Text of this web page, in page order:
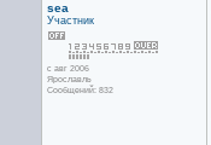
sea
Участник
с авг 2006
Ярославль
Сообщений: 832